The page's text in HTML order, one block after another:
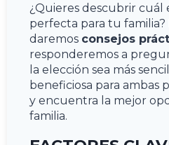
¿Quieres descubrir cuál
perfecta para tu
daremos consejos
responderemos a
la elección sea más
beneficiosa para ambas
y encuentra la mejor
familia.